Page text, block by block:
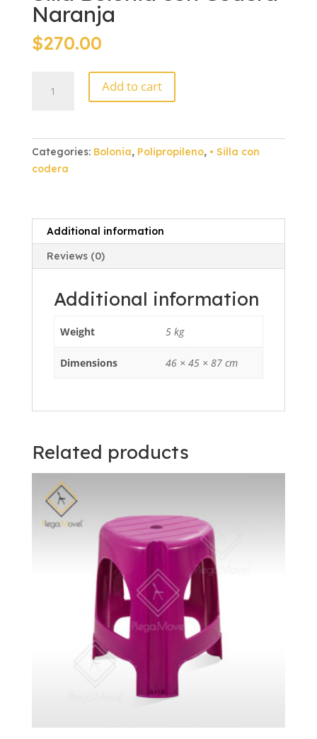
Naranja
$270.00
Bolonia
quantity
Add to cart
Categories: Bolonia, Polipropileno, • Silla con
codera
Additional information
Reviews (0)
Additional information
Weight 5 kg
Dimensions 46 × 45 × 87 cm
Related products